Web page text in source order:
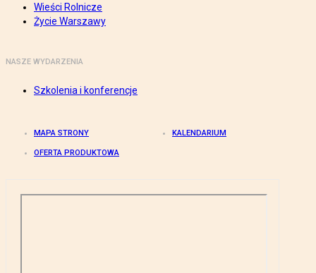
Wieści Rolnicze
Życie Warszawy
NASZE WYDARZENIA
Szkolenia i konferencje
MAPA STRONY KALENDARIUM
OFERTA PRODUKTOWA